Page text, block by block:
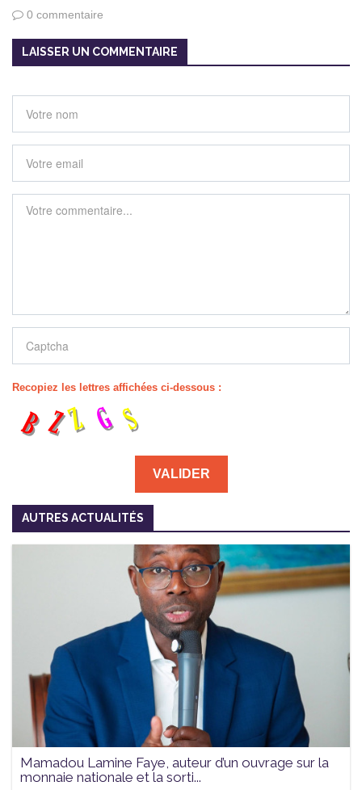
0 commentaire
LAISSER UN COMMENTAIRE
Recopiez les lettres affichées ci-dessous :
AUTRES ACTUALITÉS
Mamadou Lamine Faye, auteur d’un ouvrage sur la
monnaie nationale et la sorti...